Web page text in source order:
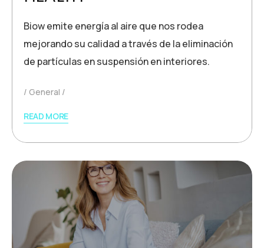
Biow emite energía al aire que nos rodea
mejorando su calidad a través de la eliminación
de partículas en suspensión en interiores.
General
READ MORE